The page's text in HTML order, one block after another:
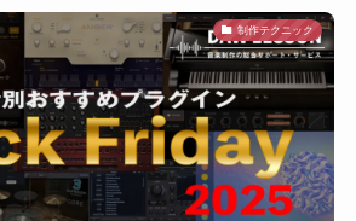
制作テクニック